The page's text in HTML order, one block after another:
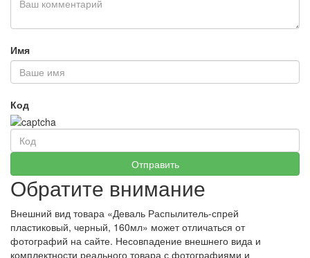
Имя
Код
Обратите внимание
Внешний вид товара «Деваль Распылитель-спрей
пластиковый, черный, 160мл» может отличаться от
фотографий на сайте. Несовпадение внешнего вида и
комплектности реального товара с фотографиями и